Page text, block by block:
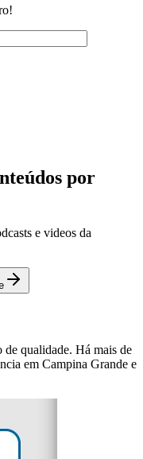
por
e videos da
de qualidade. Há mais de
em Campina Grande e